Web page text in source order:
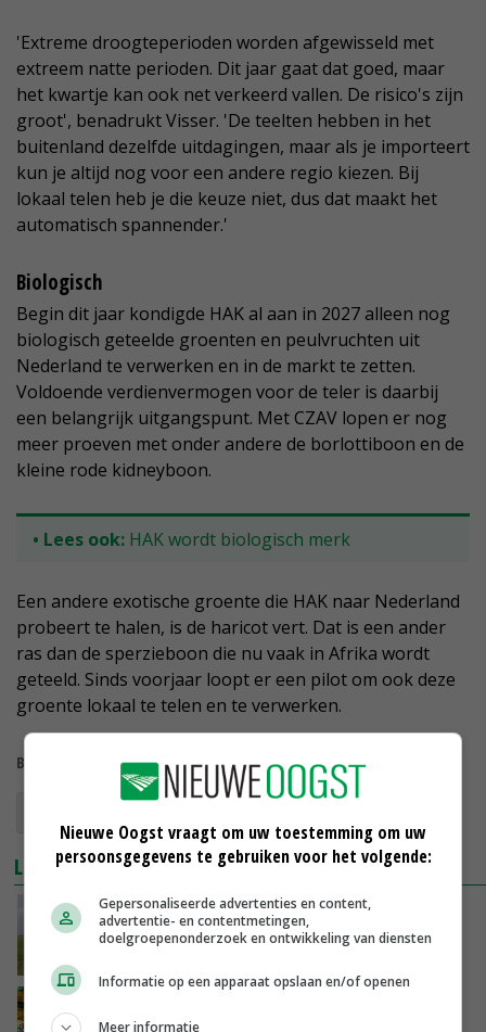
'Extreme droogteperioden worden afgewisseld met
extreem natte perioden. Dit jaar gaat dat goed, maar
het kwartje kan ook net verkeerd vallen. De risico's zijn
groot', benadrukt Visser. 'De teelten hebben in het
buitenland dezelfde uitdagingen, maar als je importeert
kun je altijd nog voor een andere regio kiezen. Bij
lokaal telen heb je die keuze niet, dus dat maakt het
automatisch spannender.'
Biologisch
Begin dit jaar kondigde HAK al aan in 2027 alleen nog
biologisch geteelde groenten en peulvruchten uit
Nederland te verwerken en in de markt te zetten.
Voldoende verdienvermogen voor de teler is daarbij
een belangrijk uitgangspunt. Met CZAV lopen er nog
meer proeven met onder andere de borlottiboon en de
kleine rode kidneyboon.
• Lees ook: HAK wordt biologisch merk
Een andere exotische groente die HAK naar Nederland
probeert te halen, is de haricot vert. Dat is een ander
ras dan de sperzieboon die nu vaak in Afrika wordt
geteeld. Sinds voorjaar loopt er een pilot om ook deze
groente lokaal te telen en te verwerken.
Bekijk meer over:
LEES OOK
Timo Hoogeboom zwaait af bij HAK
Nieuwe Oogst vraagt om uw toestemming om uw
persoonsgegevens te gebruiken voor het volgende:
Gepersonaliseerde advertenties en content,
advertentie- en contentmetingen,
doelgroepenonderzoek en ontwikkeling van diensten
Informatie op een apparaat opslaan en/of openen
Meer informatie